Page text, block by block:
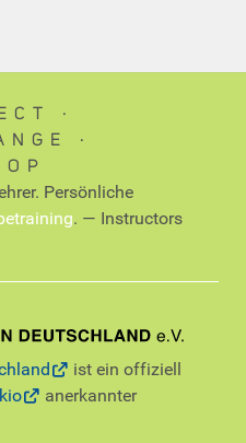
∙
∙
Persönliche
. — Instructors
ist ein offiziell
anerkannter